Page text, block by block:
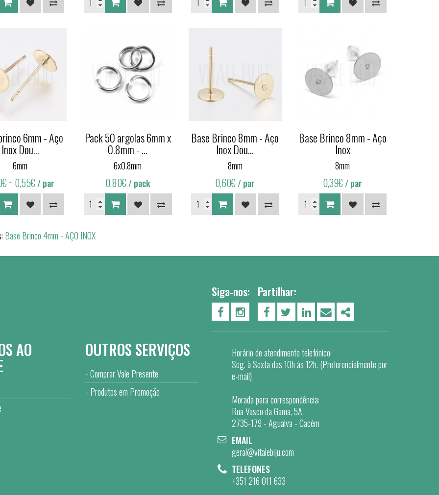
6mm - Aço
Inox Dou...
6mm
~ 0,55€ / par
Pack 50 argolas 6mm x
0.8mm - ...
6x0.8mm
0,80€/ pack
Base Brinco 8mm - Aço
Inox Dou...
8mm
0,60€/ par
Base Brinco 8mm - Aço
Inox
8mm
0,39€/ par
Base Brinco 4mm - AÇO INOX
AO OUTROS SERVIÇOS
Comprar Vale Presente
Produtos em Promoção
Siga-nos:
PÁGINA DO FACEBOOK
PÁGINA DO INSTAGRAM
Partilhar:
FACEBOOKTWITTERLINKEDIN
EMAIL
Horário de atendimento telefónico:
Seg. à Sexta das 10h às 12h. (Preferencialmente por
e-mail)
Morada para correspondência:
Rua Vasco da Gama, 5A
2735-179 - Agualva - Cacém
EMAIL
geral@vitalebiju.com
TELEFONES
+351 216 011 633